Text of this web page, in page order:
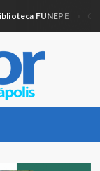
FUNEPE Cidade